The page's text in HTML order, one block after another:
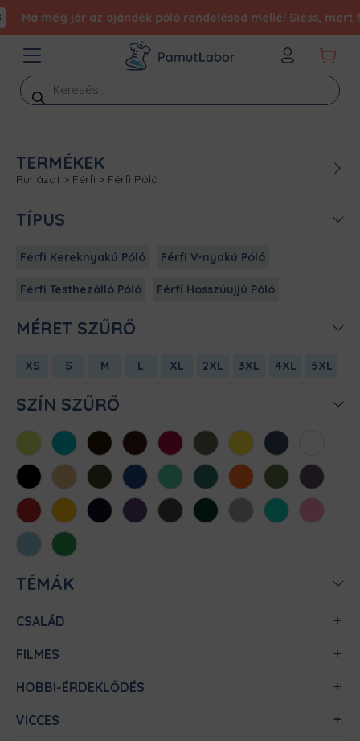
még jár az ajándék póló rendelésed mellé! Siess, mert
Products
search
TERMÉKEK
Ruházat > Férfi > Férfi Póló
TÍPUS
Férfi Kereknyakú Póló Férfi V-nyakú Póló
Férfi Testhezálló Póló Férfi Hosszúujjú Póló
MÉRET SZŰRŐ
XS S M L XL 2XL 3XL 4XL 5XL
SZÍN SZŰRŐ
AlmazöldAtollkékBarnaBordóChili Cink Citromsárga
Denim
FeketeHomokKhaki KirálykékMentaMéregzöld
NarancsOliva Padlizsán
Piros SárgaSötétkékSötétlilaSötétszürke
SötétzöldSportszürke
Türkiz
Világos
rózsaszín
Világoskék
Zöld
TÉMÁK
CSALÁD
FILMES
HOBBI-ÉRDEKLŐDÉS
VICCES